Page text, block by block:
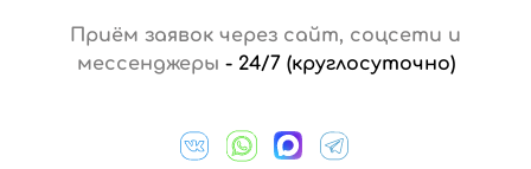
Приём заявок через сайт, соцсети и
мессенджеры - 24/7 (круглосуточно)